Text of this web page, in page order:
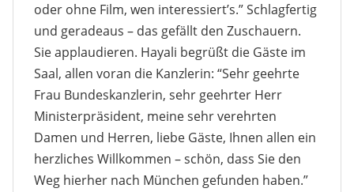
oder ohne Film, wen interessiert’s.” Schlagfertig
und geradeaus – das gefällt den Zuschauern.
Sie applaudieren. Hayali begrüßt die Gäste im
Saal, allen voran die Kanzlerin: “Sehr geehrte
Frau Bundeskanzlerin, sehr geehrter Herr
Ministerpräsident, meine sehr verehrten
Damen und Herren, liebe Gäste, Ihnen allen ein
herzliches Willkommen – schön, dass Sie den
Weg hierher nach München gefunden haben.”